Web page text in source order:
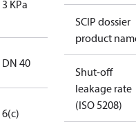
3 KPa
DN 40
6(c)
SCIP dossier
product
Shut-off
leakage rate
(ISO 5208)